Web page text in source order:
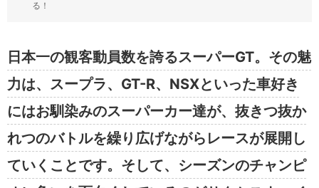
る！
日本一の観客動員数を誇るスーパーGT。その魅
力は、スープラ、GT-R、NSXといった車好き
にはお馴染みのスーパーカー達が、抜きつ抜か
れつのバトルを繰り広げながらレースが展開し
ていくことです。そして、シーズンのチャンピ